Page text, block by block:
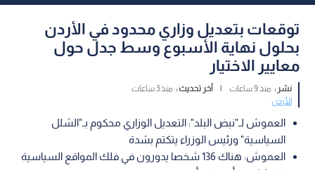
توقعات بتعديل وزاري محدود في الأردن
بحلول نهاية الأسبوع وسط جدل حول
معايير الاختيار
نشر : منذ 9 ساعات | آخر تحديث : منذ 3 ساعات
الأردن
العموش لـ"نبض البلد": التعديل الوزاري محكوم بـ"الشلل
السياسية" ورئيس الوزراء يتكتم بشدة
العموش: هناك 136 شخصا يدورون في فلك المواقع السياسية